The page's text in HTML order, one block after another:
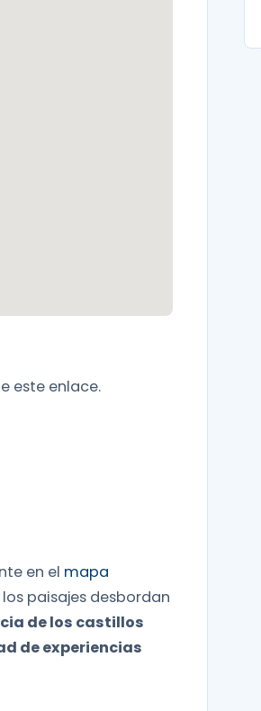
este enlace.
en el mapa
paisajes desbordan
de los castillos
de experiencias